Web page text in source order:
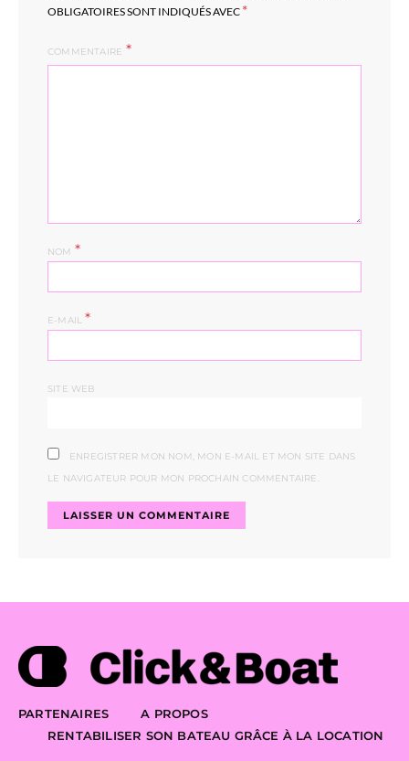
OBLIGATOIRES SONT INDIQUÉS AVEC *
COMMENTAIRE
NOM *
E-MAIL*
SITE WEB
ENREGISTRER MON NOM, MON E-MAIL ET MON SITE DANS
LE NAVIGATEUR POUR MON PROCHAIN COMMENTAIRE.
PARTENAIRES
A PROPOS
RENTABILISER SON BATEAU GRÂCE À LA LOCATION